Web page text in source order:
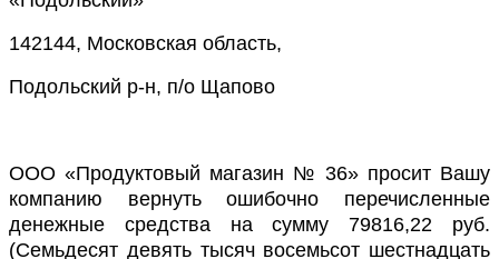
142144, Московская область,
Подольский р-н, п/о Щапово
ООО «Продуктовый магазин № 36» просит Вашу
компанию вернуть ошибочно перечисленные
денежные средства на сумму 79816,22 руб.
(Семьдесят девять тысяч восемьсот шестнадцать